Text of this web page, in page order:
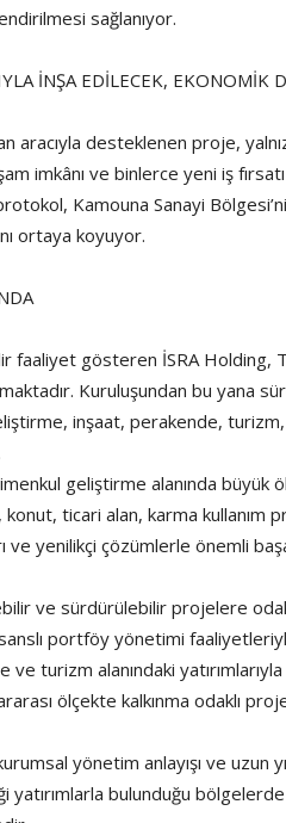
sağlanıyor.
İNŞA EDİLECEK, EKONOMİK
aracıyla desteklenen proje,
imkânı ve binlerce yeni iş
Kamouna Sanayi
ortaya koyuyor.
faaliyet gösteren İSRA Holding,
Kuruluşundan bu yana
inşaat, perakende,
geliştirme alanında
konut, ticari alan, karma kullanım
yenilikçi çözümlerle önemli
ve sürdürülebilir projelere
portföy yönetimi
ve turizm alanındaki
ölçekte kalkınma odaklı
yönetim anlayışı ve
bulunduğu